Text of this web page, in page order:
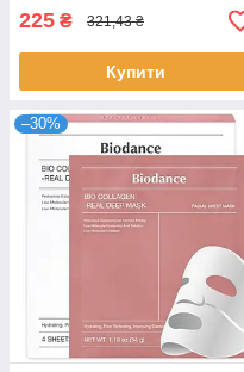
225 ₴ 321,43 ₴
Купити
–30%